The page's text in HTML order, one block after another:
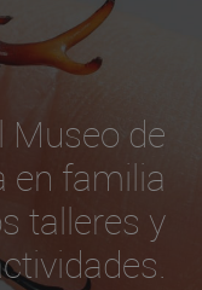
Museo de
en familia
talleres y